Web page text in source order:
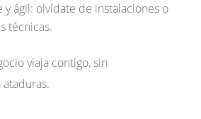
y ágil: olvídate de instalaciones o
técnicas.
viaja contigo, sin